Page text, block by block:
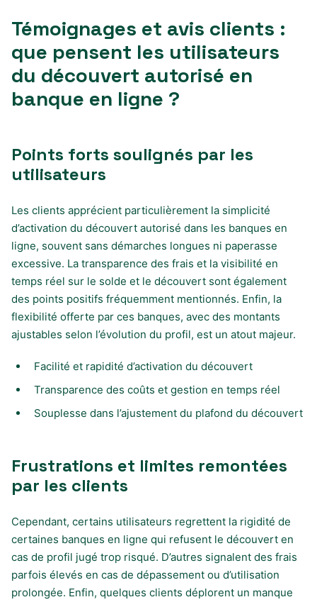
Témoignages et avis clients :
que pensent les utilisateurs
du découvert autorisé en
banque en ligne ?
Points forts soulignés par les
utilisateurs
Les clients apprécient particulièrement la simplicité
d’activation du découvert autorisé dans les banques en
ligne, souvent sans démarches longues ni paperasse
excessive. La transparence des frais et la visibilité en
temps réel sur le solde et le découvert sont également
des points positifs fréquemment mentionnés. Enfin, la
flexibilité offerte par ces banques, avec des montants
ajustables selon l’évolution du profil, est un atout majeur.
Facilité et rapidité d’activation du découvert
Transparence des coûts et gestion en temps réel
Souplesse dans l’ajustement du plafond du découvert
Frustrations et limites remontées
par les clients
Cependant, certains utilisateurs regrettent la rigidité de
certaines banques en ligne qui refusent le découvert en
cas de profil jugé trop risqué. D’autres signalent des frais
parfois élevés en cas de dépassement ou d’utilisation
prolongée. Enfin, quelques clients déplorent un manque